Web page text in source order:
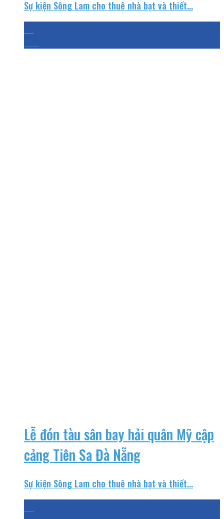
Sự kiện Sông Lam cho thuê nhà bạt và thiết...
Lễ đón tàu sân bay hải quân Mỹ cập
cảng Tiên Sa Đà Nẵng
Sự kiện Sông Lam cho thuê nhà bạt và thiết...